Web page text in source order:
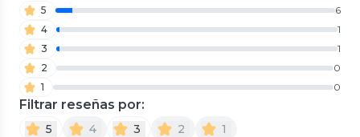
5
6
4
1
3
1
2
0
1
0
Filtrar reseñas por:
5 4 3 2 1